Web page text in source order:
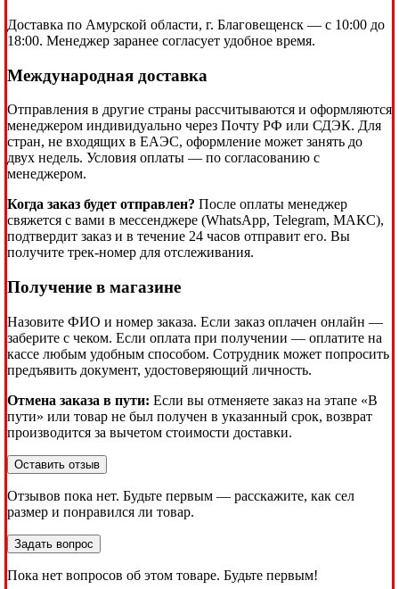
Доставка по Амурской области, г. Благовещенск — с 10:00 до
18:00. Менеджер заранее согласует удобное время.
Международная доставка
Отправления в другие страны рассчитываются и оформляются
менеджером индивидуально через Почту РФ или СДЭК. Для
стран, не входящих в ЕАЭС, оформление может занять до
двух недель. Условия оплаты — по согласованию с
менеджером.
Когда заказ будет отправлен? После оплаты менеджер
свяжется с вами в мессенджере (WhatsApp, Telegram, МАКС),
подтвердит заказ и в течение 24 часов отправит его. Вы
получите трек-номер для отслеживания.
Получение в магазине
Назовите ФИО и номер заказа. Если заказ оплачен онлайн —
заберите с чеком. Если оплата при получении — оплатите на
кассе любым удобным способом. Сотрудник может попросить
предъявить документ, удостоверяющий личность.
Отмена заказа в пути: Если вы отменяете заказ на этапе «В
пути» или товар не был получен в указанный срок, возврат
производится за вычетом стоимости доставки.
Оставить отзыв
Отзывов пока нет. Будьте первым — расскажите, как сел
размер и понравился ли товар.
Задать вопрос
Пока нет вопросов об этом товаре. Будьте первым!